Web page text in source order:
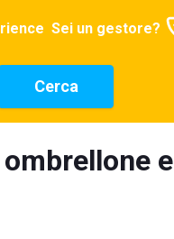
Sei un gestore?
Cerca
e